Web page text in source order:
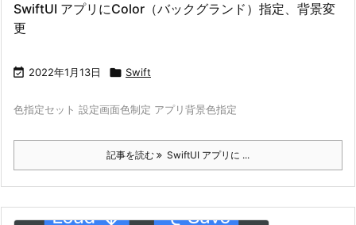
SwiftUI アプリにColor（バックグランド）指定、背景変
更
 2022年1月13日  Swift
色指定セット 設定画面色制定 アプリ背景色指定
記事を読む SwiftUI アプリに ...